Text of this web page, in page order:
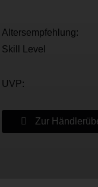
Altersempfehlung:
Skill Level
UVP:
Zur